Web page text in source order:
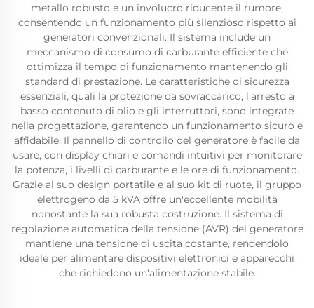
metallo robusto e un involucro riducente il rumore,
consentendo un funzionamento più silenzioso rispetto ai
generatori convenzionali. Il sistema include un
meccanismo di consumo di carburante efficiente che
ottimizza il tempo di funzionamento mantenendo gli
standard di prestazione. Le caratteristiche di sicurezza
essenziali, quali la protezione da sovraccarico, l'arresto a
basso contenuto di olio e gli interruttori, sono integrate
nella progettazione, garantendo un funzionamento sicuro e
affidabile. Il pannello di controllo del generatore è facile da
usare, con display chiari e comandi intuitivi per monitorare
la potenza, i livelli di carburante e le ore di funzionamento.
Grazie al suo design portatile e al suo kit di ruote, il gruppo
elettrogeno da 5 kVA offre un'eccellente mobilità
nonostante la sua robusta costruzione. Il sistema di
regolazione automatica della tensione (AVR) del generatore
mantiene una tensione di uscita costante, rendendolo
ideale per alimentare dispositivi elettronici e apparecchi
che richiedono un'alimentazione stabile.